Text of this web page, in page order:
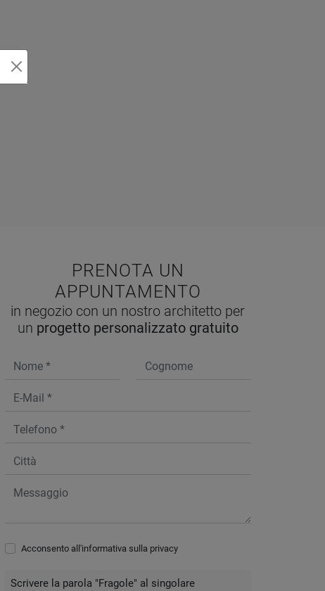
PRENOTA UN
APPUNTAMENTO
in negozio con un nostro architetto per
un progetto personalizzato gratuito
Acconsento all'informativa sulla privacy
Scrivere la parola "Fragole" al singolare